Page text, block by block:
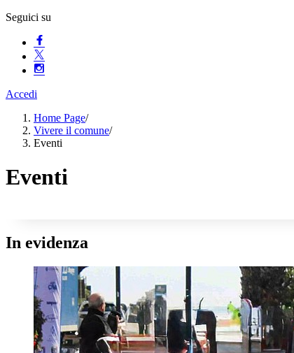
Seguici su
Accedi
Home Page/
Vivere il comune/
Eventi
Eventi
In evidenza